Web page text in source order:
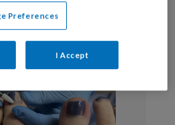
Preferences
I Accept